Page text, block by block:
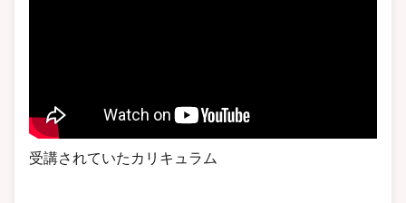
受講されていたカリキュラム